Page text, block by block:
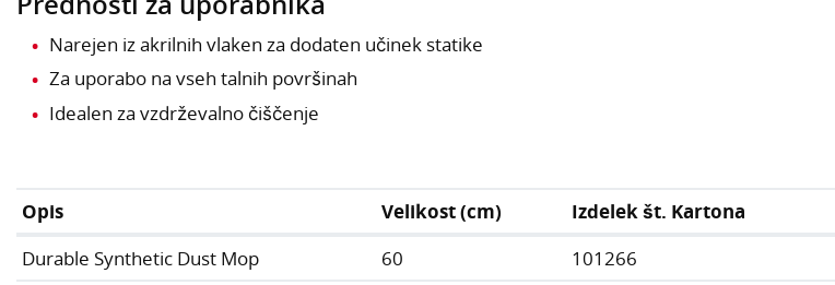
Narejen iz akrilnih vlaken za dodaten učinek statike
Za uporabo na vseh talnih površinah
Idealen za vzdrževalno čiščenje
Opis Velikost (cm) Izdelek št. Kartona
Durable Synthetic Dust Mop
60 101266